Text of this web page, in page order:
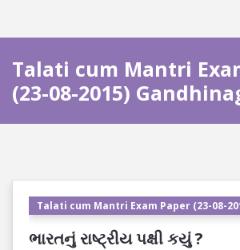
Talati cum Mantri
(23-08-2015)
Talati cum Mantri Exam Paper (23-08-
ભારતનું રાષ્ટ્રીય પક્ષી કયું ?